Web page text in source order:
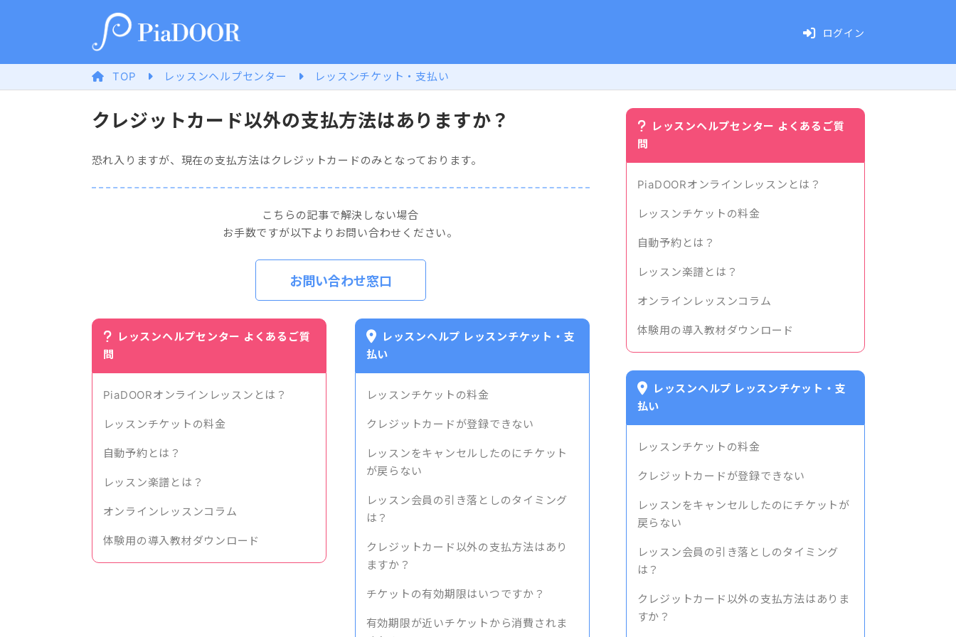
ログイン
TOP レッスンヘルプセンター レッスンチケット・支払い
クレジットカード以外の支払方法はありますか？
恐れ入りますが、現在の支払方法はクレジットカードのみとなっております。
こちらの記事で解決しない場合
お手数ですが以下よりお問い合わせください。
お問い合わせ窓口
レッスンヘルプセンター よくあるご質
問
PiaDOORオンラインレッスンとは？
レッスンチケットの料金
自動予約とは？
レッスン楽譜とは？
オンラインレッスンコラム
体験用の導入教材ダウンロード
レッスンヘルプ レッスンチケット・支
払い
レッスンチケットの料金
クレジットカードが登録できない
レッスンをキャンセルしたのにチケット
が戻らない
レッスン会員の引き落としのタイミング
は？
クレジットカード以外の支払方法はあり
ますか？
チケットの有効期限はいつですか？
有効期限が近いチケットから消費されま
レッスンヘルプセンター よくあるご質
問
PiaDOORオンラインレッスンとは？
レッスンチケットの料金
自動予約とは？
レッスン楽譜とは？
オンラインレッスンコラム
体験用の導入教材ダウンロード
レッスンヘルプ レッスンチケット・支
払い
レッスンチケットの料金
クレジットカードが登録できない
レッスンをキャンセルしたのにチケットが
戻らない
レッスン会員の引き落としのタイミング
は？
クレジットカード以外の支払方法はありま
すか？